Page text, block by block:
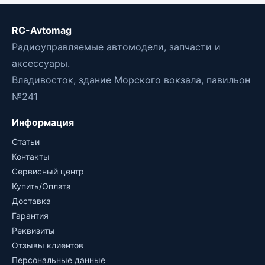
RC-Avtomag
Радиоуправляемые автомодели, запчасти и
аксессуары.
Владивосток, здание Морского вокзала, павильон
№241
Информация
Статьи
Контакты
Сервисный центр
Купить/Оплата
Доставка
Гарантия
Реквизиты
Отзывы клиентов
Персональные данные